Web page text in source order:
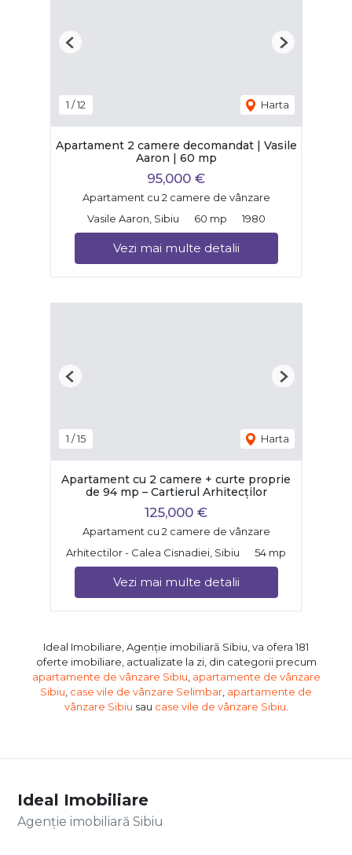
1 /12 Harta
Previous Next
Apartament 2 camere decomandat | Vasile
Aaron | 60 mp
95,000 €
Apartament cu 2 camere de vânzare
Vasile Aaron, Sibiu
60 mp 1980
Vezi mai multe detalii
1 /15 Harta
Previous Next
Apartament cu 2 camere + curte proprie
de 94 mp – Cartierul Arhitecților
125,000 €
Apartament cu 2 camere de vânzare
Arhitectilor - Calea Cisnadiei, Sibiu
54 mp
Vezi mai multe detalii
Ideal Imobiliare, Agenție imobiliară Sibiu, va ofera 181
oferte imobiliare, actualizate la zi, din categorii precum
apartamente de vânzare Sibiu apartamente de vânzare
Sibiu case vile de vânzare Selimbar apartamente de
vânzare Sibiu sau case vile de vânzare Sibiu
Ideal Imobiliare
Agenție imobiliară Sibiu